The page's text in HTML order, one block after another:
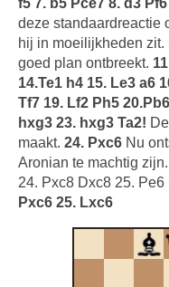
f5 7. b5 Pce7 8. d3
deze standaardreactie
hij in moeilijkheden
goed plan ontbreekt.
14.Te1 h4 15. Le3 a6
Tf7 19. Lf2 Ph5
hxg3 23. hxg3 Ta2!
maakt. 24. Pxc6 Nu
Aronian te machtig
24. Pxc8 Dxc8 25.
Pxc6 25. Lxc6